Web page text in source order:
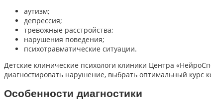
аутизм;
депрессия;
тревожные расстройства;
нарушения поведения;
психотравматические ситуации.
Детские клинические психологи клиники Центра
диагностировать нарушение, выбрать оптимальный курс
Особенности диагностики